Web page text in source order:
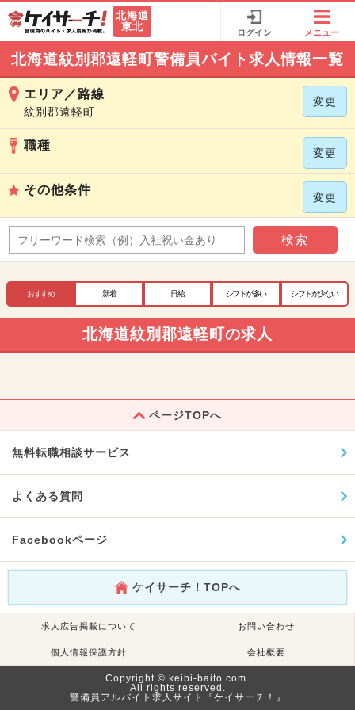
北海道
東北
ログイン メニュー
北海道紋別郡遠軽町警備員バイト求人情報一覧
エリア／路線
紋別郡遠軽町
変更
職種
変更
その他条件
変更
検索
おすすめ 新着 日給 シフトが多い シフトが少ない
北海道紋別郡遠軽町の求人
ページTOPへ
無料転職相談サービス
よくある質問
Facebookページ
ケイサーチ！TOPへ
求人広告掲載について お問い合わせ
個人情報保護方針 会社概要
Copyright © keibi-baito.com.
All rights reserved.
警備員アルバイト求人サイト『ケイサーチ！』